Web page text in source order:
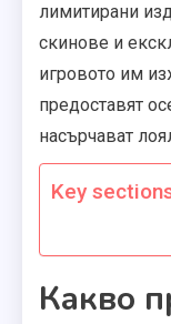
лимитирани
скинове и
игровото им
предоставят
насърчават
Key
Какво